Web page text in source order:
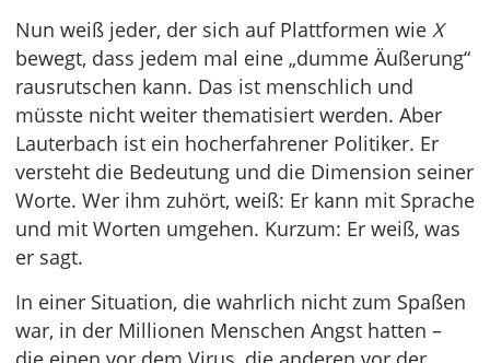
Nun weiß jeder, der sich auf Plattformen wie X
bewegt, dass jedem mal eine „dumme Äußerung“
rausrutschen kann. Das ist menschlich und
müsste nicht weiter thematisiert werden. Aber
Lauterbach ist ein hocherfahrener Politiker. Er
versteht die Bedeutung und die Dimension seiner
Worte. Wer ihm zuhört, weiß: Er kann mit Sprache
und mit Worten umgehen. Kurzum: Er weiß, was
er sagt.
In einer Situation, die wahrlich nicht zum Spaßen
war, in der Millionen Menschen Angst hatten –